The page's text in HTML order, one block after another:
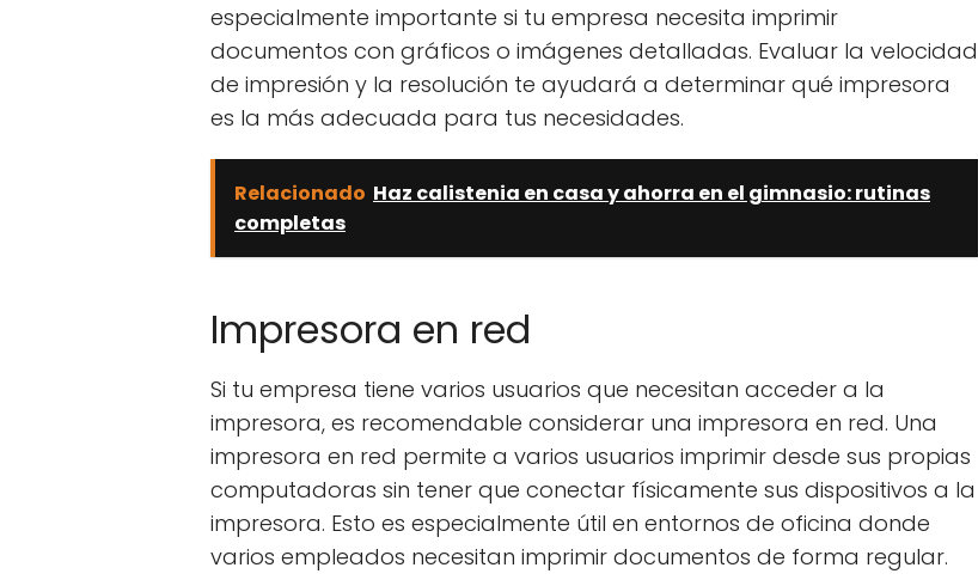
especialmente importante si tu empresa necesita imprimir
documentos con gráficos o imágenes detalladas. Evaluar la velocidad
de impresión y la resolución te ayudará a determinar qué impresora
es la más adecuada para tus necesidades.
Relacionado Haz calistenia en casa y ahorra en el gimnasio: rutinas
completas
Impresora en red
Si tu empresa tiene varios usuarios que necesitan acceder a la
impresora, es recomendable considerar una impresora en red. Una
impresora en red permite a varios usuarios imprimir desde sus propias
computadoras sin tener que conectar físicamente sus dispositivos a la
impresora. Esto es especialmente útil en entornos de oficina donde
varios empleados necesitan imprimir documentos de forma regular.